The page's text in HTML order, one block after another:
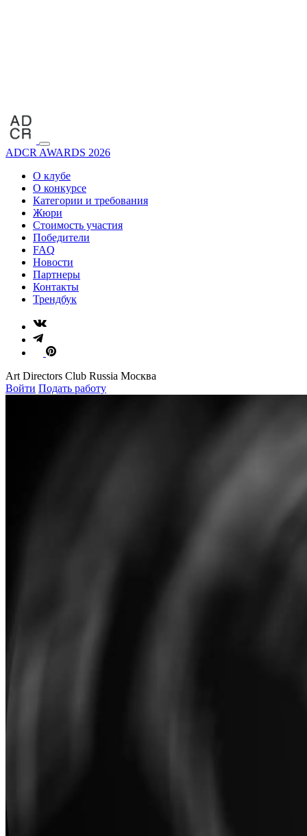
ADCR AWARDS 2026
О клубе
О конкурсе
Категории и требования
Жюри
Стоимость участия
Победители
FAQ
Новости
Партнеры
Контакты
Трендбук
Art Directors Club Russia Москва
Войти Подать работу